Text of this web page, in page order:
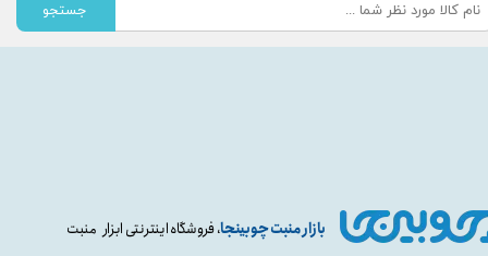
بازار منبت چوبینجا، فروشگاه اینترنتی ابزار منبت
جستجو